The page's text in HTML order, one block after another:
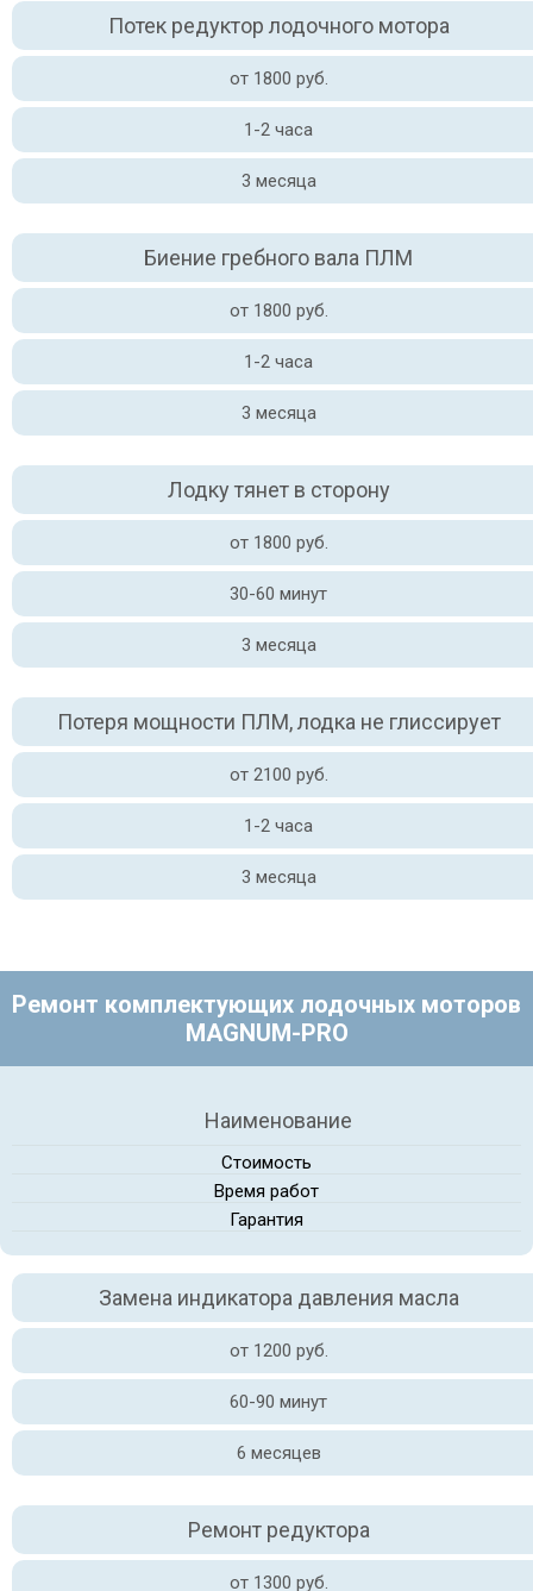
Потек редуктор лодочного мотора
от 1800 руб.
1-2 часа
3 месяца
Биение гребного вала ПЛМ
от 1800 руб.
1-2 часа
3 месяца
Лодку тянет в сторону
от 1800 руб.
30-60 минут
3 месяца
Потеря мощности ПЛМ, лодка не глиссирует
от 2100 руб.
1-2 часа
3 месяца
Ремонт комплектующих лодочных моторов
MAGNUM-PRO
Наименование
Стоимость
Время работ
Гарантия
Замена индикатора давления масла
от 1200 руб.
60-90 минут
6 месяцев
Ремонт редуктора
от 1300 руб.